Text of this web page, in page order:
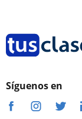
Síguenos en